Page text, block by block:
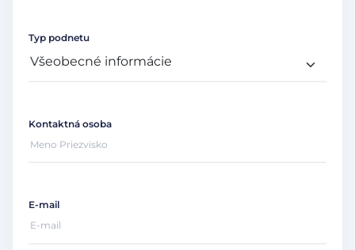
Typ podnetu
Kontaktná osoba
E-mail